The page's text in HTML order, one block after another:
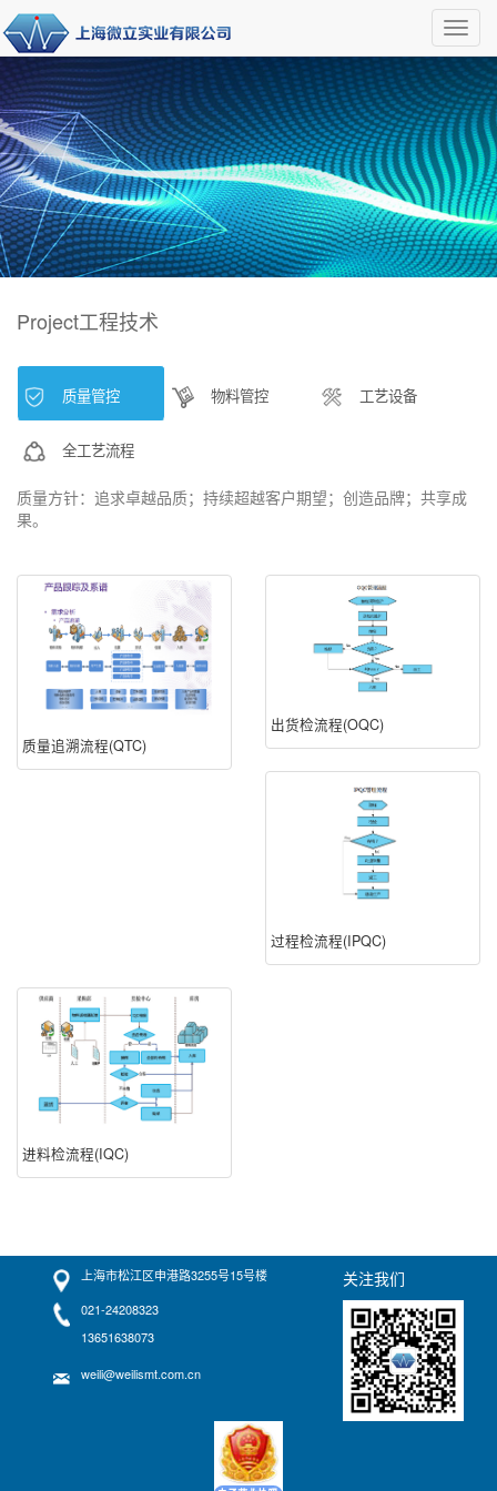
Project工程技术
质量管控 物料管控 工艺设备
全工艺流程
质量方针：追求卓越品质；持续超越客户期望；创造品牌；共享成
果。
质量追溯流程(QTC)
出货检流程(OQC)
过程检流程(IPQC)
进料检流程(IQC)
上海市松江区申港路3255号15号楼
021-24208323
13651638073
weili@weilismt.com.cn
关注我们